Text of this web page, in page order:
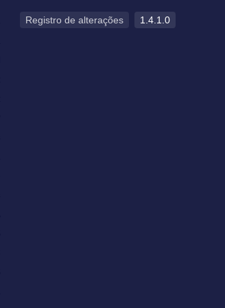
Registro de alterações 1.4.1.0